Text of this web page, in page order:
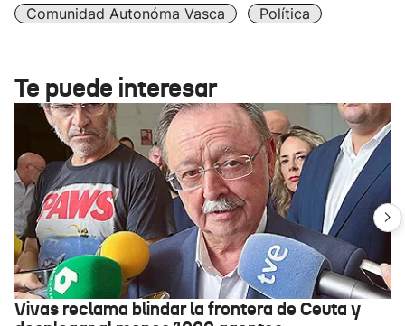
Comunidad Autonóma Vasca Política
Te puede interesar
Vivas reclama blindar la frontera de Ceuta y